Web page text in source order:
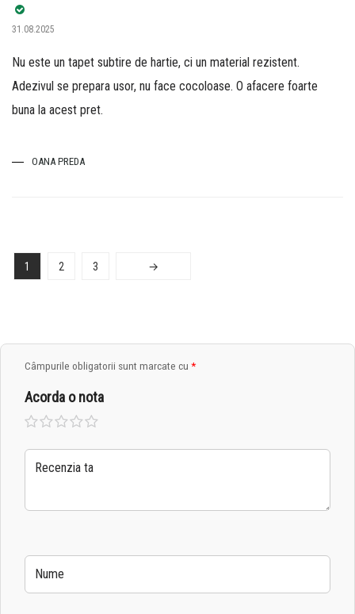
Evaluat la
4din 5
31.08.2025
Nu este un tapet subtire de hartie, ci un material rezistent.
Adezivul se prepara usor, nu face cocoloase. O afacere foarte
buna la acest pret.
OANA PREDA
1 2 3 →
Câmpurile obligatorii sunt marcate cu *
Acorda o nota
Una
din 5
2 din
5
3 din
5
4 din
5
5 din
5